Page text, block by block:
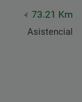
73.21 Km
Asistencial